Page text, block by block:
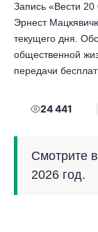
Запись «Вести
Эрнест
текущего дня.
общественной
передачи
24 441
Смотрите
2026 год.